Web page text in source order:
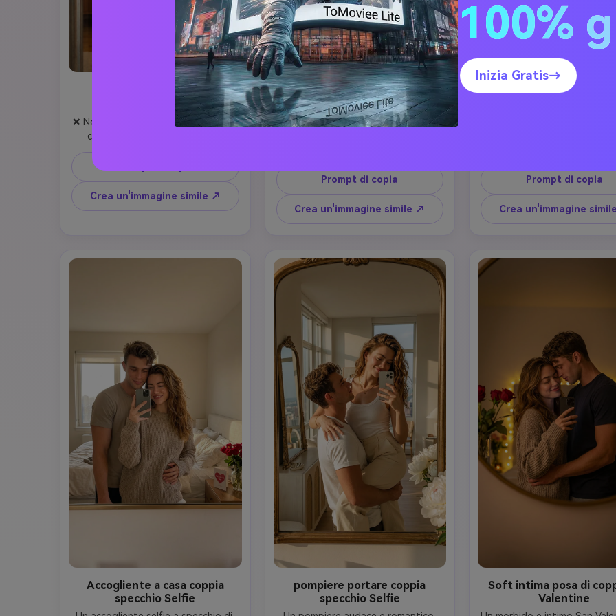
pompiere portare foto
❌ No changes at all: face, eyes, eye
color, hair, body, proportions,
expression, clothing, style, or
Only adapted to a realistic photo.
👤 The girl (me)
Real person, photorealistic.
• Right arm holds her legs, left arm
relaxed.
• (((A))) does not hold the phone
and looks at the mirror.
• The girl lies face down over his
shoulder, holds the phone toward
the mirror, hair falling forward.
🎥 Style
Photorealistic indoor photo, warm
lighting, large mirror.
No anime, no illustration.
No changes to Steve or the girl.
Crea un'immagine simile ↗
Coppia estetica specchio
Selfie
Un selfie di specchio di coppia di
coppia esattamente come nella
foto caricata.Stanza minimalista,
luce ambiente calda, ombre delicate,
atmosfera accogliente e intima.
sobri. Stile fotografico ultra-
realistico, composizione pulita,
Prompt di copia
Crea un'immagine simile ↗
Coppia estetica
coppia esattamente come
foto caricata.Stanza
luce ambiente calda, ombre
atmosfera accogliente e
Prompt di copia
Crea un'immagine
Accogliente a casa coppia
specchio Selfie
pompiere portare coppia
specchio Selfie
Soft intima posa di
Valentine
100%
Inizia Gratis→